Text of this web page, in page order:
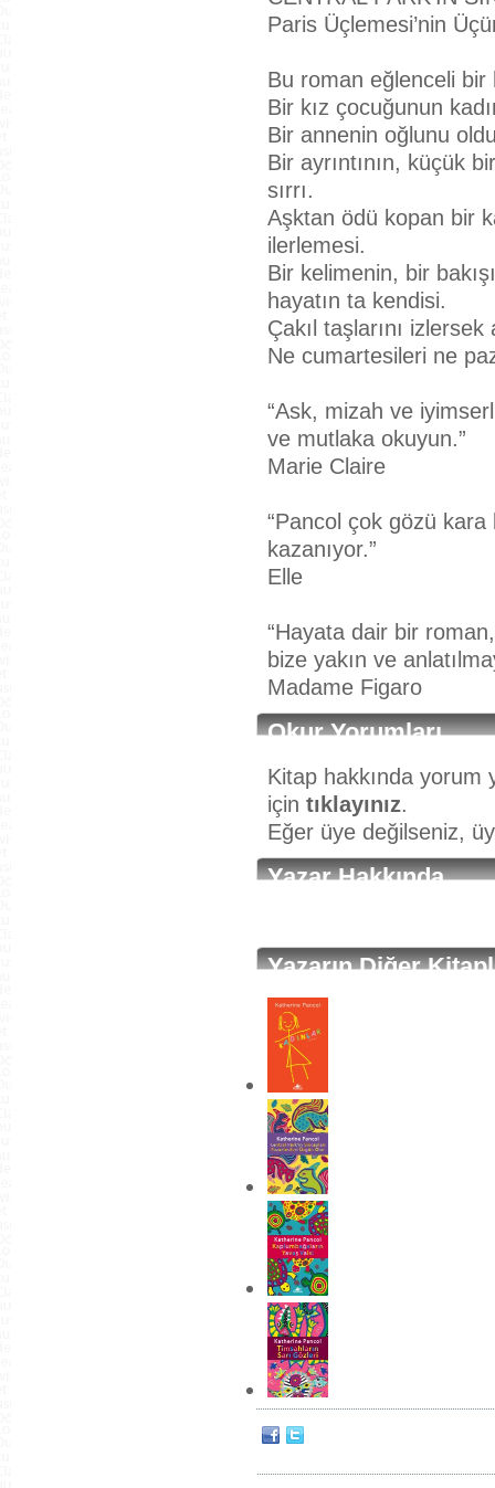
Paris Üçlemesi’nin
Bu roman eğlenceli
Bir kız çocuğunun
Bir annenin oğlunu
Bir ayrıntının, küçük
sırrı.
Aşktan ödü kopan bir
ilerlemesi.
Bir kelimenin, bir
hayatın ta kendisi.
Çakıl taşlarını
Ne cumartesileri ne
“Ask, mizah ve
ve mutlaka okuyun.”
Marie Claire
“Pancol çok gözü
kazanıyor.”
Elle
“Hayata dair bir
bize yakın ve
Madame Figaro
Okur Yorumları
Kitap hakkında yorum
için tıklayınız.
Eğer üye değilseniz,
Yazar Hakkında
Yazarın Diğer